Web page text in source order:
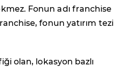
Fonun adı franchise
fonun yatırım tezi
olan, lokasyon bazlı